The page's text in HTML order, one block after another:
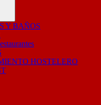
Y BAÑOS
HOSTELERO